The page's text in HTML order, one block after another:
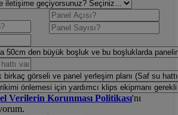
Verilerin Korunması Politikası'nı